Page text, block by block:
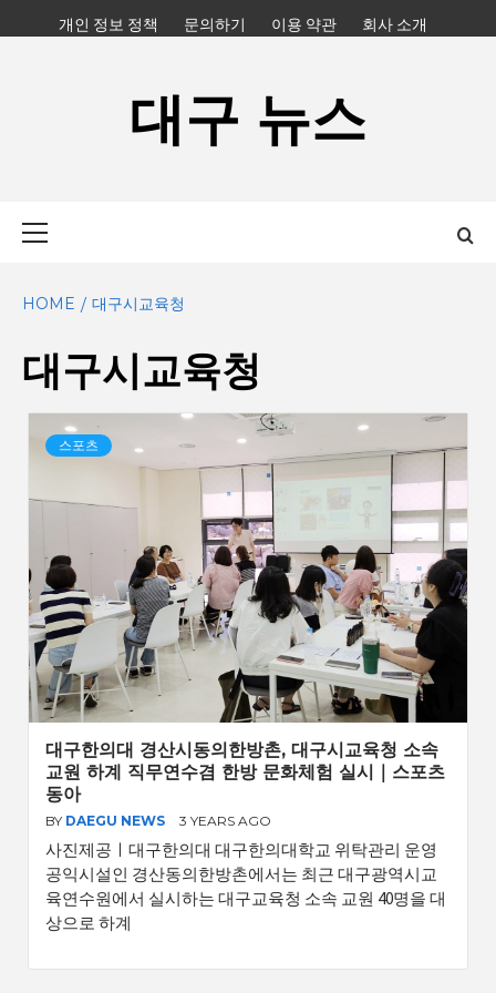
to
개인 정보 정책 문의하기 이용 약관 회사 소개
대구 뉴스
HOME 대구시교육청
대구시교육청
스포츠
대구한의대 경산시동의한방촌, 대구시교육청 소속
교원 하계 직무연수겸 한방 문화체험 실시｜스포츠
동아
BY DAEGU NEWS 3 YEARS AGO
사진제공ㅣ대구한의대 대구한의대학교 위탁관리 운영
공익시설인 경산동의한방촌에서는 최근 대구광역시교
육연수원에서 실시하는 대구교육청 소속 교원 40명을 대
상으로 하계